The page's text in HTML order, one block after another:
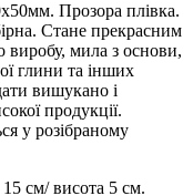
Прозора плівка.
Стане прекрасним
мила з основи,
глини та інших
вишукано і
продукції.
у розібраному
см/ висота 5 см.